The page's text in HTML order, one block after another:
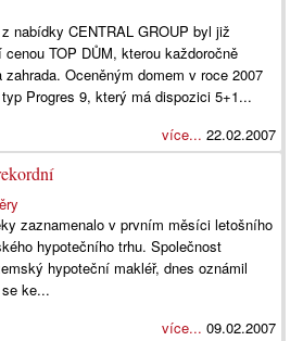
nabídky CENTRAL GROUP byl již
TOP DŮM, kterou každoročně
Oceněným domem v roce 2007
Progres 9, který má dispozici 5+1...
více... 22.02.2007
zaznamenalo v prvním měsíci letošního
hypotečního trhu. Společnost
hypoteční makléř, dnes oznámil
ke...
více... 09.02.2007